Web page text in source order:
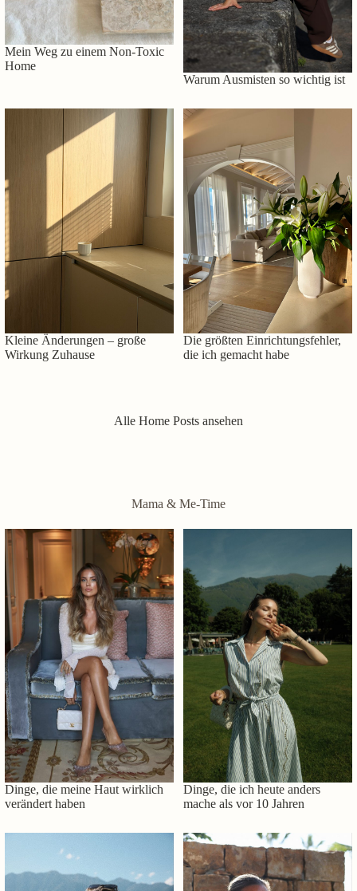
Mein Weg zu einem Non-Toxic
Home
Warum Ausmisten so wichtig ist
Kleine Änderungen – große
Wirkung Zuhause
Die größten Einrichtungsfehler,
die ich gemacht habe
Alle Home Posts ansehen
Mama & Me-Time
Dinge, die meine Haut wirklich
verändert haben
Dinge, die ich heute anders
mache als vor 10 Jahren